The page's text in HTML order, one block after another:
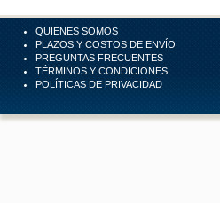
QUIENES SOMOS
PLAZOS Y COSTOS DE ENVÍO
PREGUNTAS FRECUENTES
TÉRMINOS Y CONDICIONES
POLÍTICAS DE PRIVACIDAD